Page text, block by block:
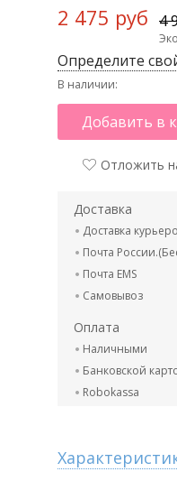
2 475 руб 4
Определите
В наличии:
Добавить в
Отложить
Доставка
Доставка
Почта
Почта EMS
Самовывоз
Оплата
Наличными
Банковской
Robokassa